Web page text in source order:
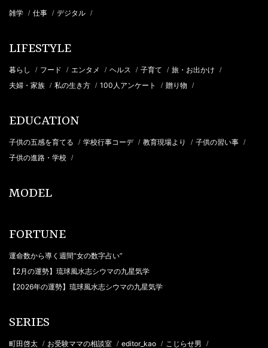
雑学 / 仕事 / デジタル /
LIFESTYLE
暮らし / フード / エンタメ / ヘルス / 子育て / 旅・お出かけ /
夫婦・家族 / 私の生き方 / 100人アンケート / 贈り物 /
EDUCATION
子供の五感を育てる / 学校行事コーデ / 教育現場より / 子供の習い事 /
子供の進路・学校 /
MODEL
FORTUNE
運命数から導く週間“女の数字占い”
【2月の運勢】琉球風水志シウマの九星気学
【2026年の運勢】琉球風水志シウマの九星気学
SERIES
町田啓太 / お受験ママの相談室 / editor_kao / こじらせ男 /